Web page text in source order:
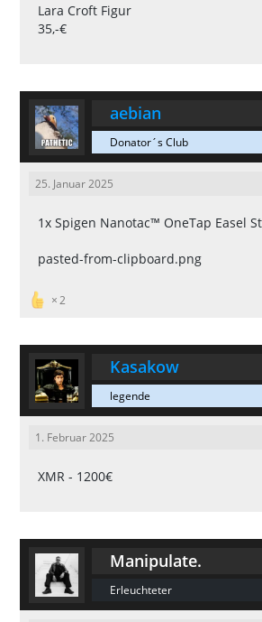
Lara Croft Figur
35,-€
aebian
Donator´s Club
25. Januar 2025
1x Spigen Nanotac™ OneTap Easel
pasted-from-clipboard.png
2
Kasakow
legende
1. Februar 2025
XMR - 1200€
Manipulate.
Erleuchteter